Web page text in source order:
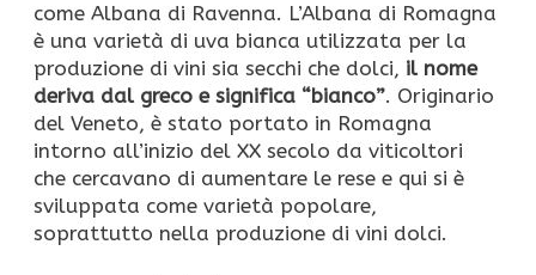
come Albana di Ravenna. L’Albana di Romagna
è una varietà di uva bianca utilizzata per la
produzione di vini sia secchi che dolci, il nome
deriva dal greco e significa “bianco”. Originario
del Veneto, è stato portato in Romagna
intorno all’inizio del XX secolo da viticoltori
che cercavano di aumentare le rese e qui si è
sviluppata come varietà popolare,
soprattutto nella produzione di vini dolci.